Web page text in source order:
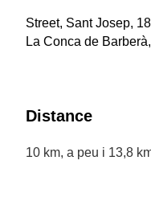
Street, Sant Josep,
La Conca de
Distance
10 km, a peu i 13,8